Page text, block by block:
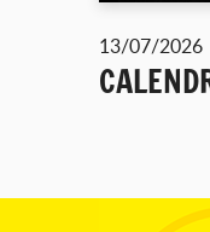
13/07/2026